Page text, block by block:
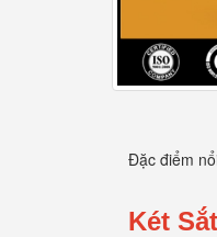
Đặc điểm
Két